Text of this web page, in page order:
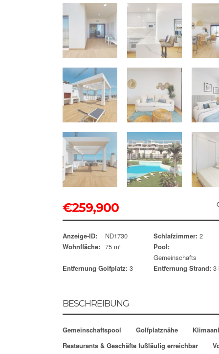
€259,900
Anzeige-ID: ND1730 Schlafzimmer: 2
Wohnfläche: 75 m²
Pool:
Gemeinschafts
Entfernung Golfplatz: 3 Entfernung Strand: 3
BESCHREIBUNG
Gemeinschaftspool Golfplatznähe
Restaurants & Geschäfte fußläufig erreichbar